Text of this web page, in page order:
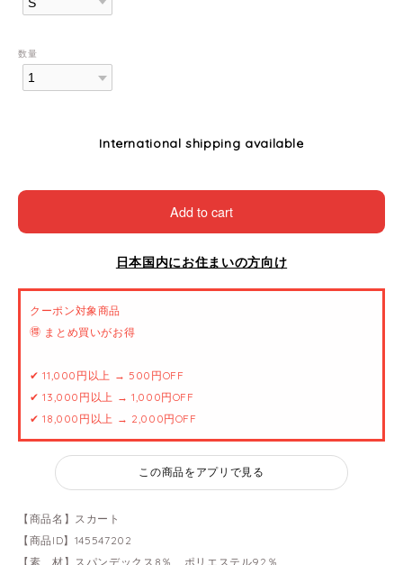
数量
International shipping available
Add to cart
日本国内にお住まいの方向け
クーポン対象商品
🉐 まとめ買いがお得
✔ 11,000円以上 → 500円OFF
✔ 13,000円以上 → 1,000円OFF
✔ 18,000円以上 → 2,000円OFF
この商品をアプリで見る
【商品名】スカート
【商品ID】145547202
【素 材】スパンデックス8％、ポリエステル92％